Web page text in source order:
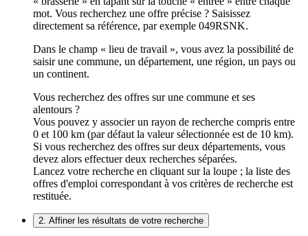
mot. Vous recherchez une offre précise ? Saisissez
directement sa référence, par exemple 049RSNK.
Dans le champ « lieu de travail », vous avez la possibilité de
saisir une commune, un département, une région, un pays ou
un continent.
Vous recherchez des offres sur une commune et ses
alentours ?
Vous pouvez y associer un rayon de recherche compris entre
0 et 100 km (par défaut la valeur sélectionnée est de 10 km).
Si vous recherchez des offres sur deux départements, vous
devez alors effectuer deux recherches séparées.
Lancez votre recherche en cliquant sur la loupe ; la liste des
offres d'emploi correspondant à vos critères de recherche est
restituée.
2. Affiner les résultats de votre recherche